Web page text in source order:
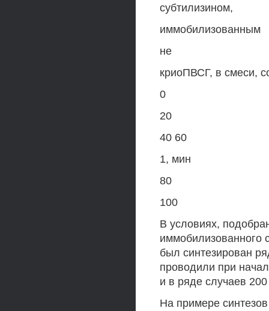
субтилизином,
иммобилизованным
не
криоПВСГ, в смеси,
0
20
40 60
1, мин
80
100
В условиях,
иммобилизованного
был синтезирован
проводили при
и в ряде случаев
На примере